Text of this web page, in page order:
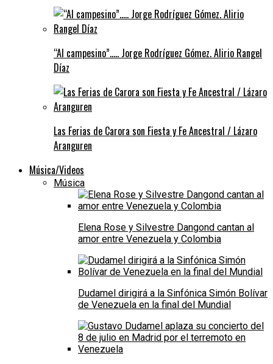
“Al campesino”….. Jorge Rodríguez Gómez. Alirio Rangel
Díaz
Las Ferias de Carora son Fiesta y Fe Ancestral / Lázaro
Aranguren
Música/Videos
Música
Elena Rose y Silvestre Dangond cantan al
amor entre Venezuela y Colombia
Dudamel dirigirá a la Sinfónica Simón Bolívar
de Venezuela en la final del Mundial